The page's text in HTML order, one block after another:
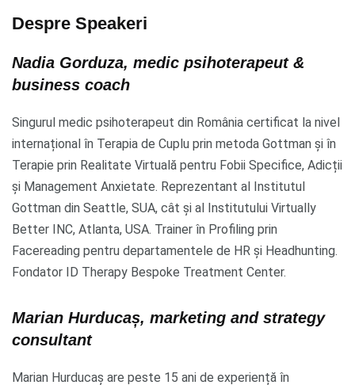
Despre Speakeri
Nadia Gorduza, medic psihoterapeut &
business coach
Singurul medic psihoterapeut din România certificat la nivel
internațional în Terapia de Cuplu prin metoda Gottman și în
Terapie prin Realitate Virtuală pentru Fobii Specifice, Adicții
și Management Anxietate. Reprezentant al Institutul
Gottman din Seattle, SUA, cât și al Institutului Virtually
Better INC, Atlanta, USA. Trainer în Profiling prin
Facereading pentru departamentele de HR și Headhunting.
Fondator ID Therapy Bespoke Treatment Center.
Marian Hurducaș, marketing and strategy
consultant
Marian Hurducaș are peste 15 ani de experiență în